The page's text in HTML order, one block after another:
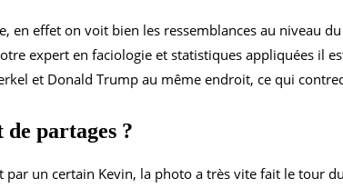
en effet on voit bien les ressemblances au niveau
expert en faciologie et statistiques appliquées il
et Donald Trump au même endroit, ce qui
partages ?
par un certain Kevin, la photo a très vite fait le tour